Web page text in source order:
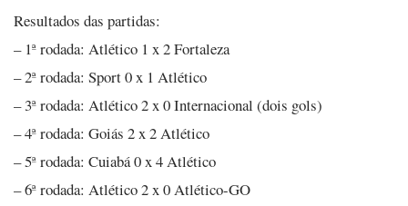
Resultados das partidas:
– 1ª rodada: Atlético 1 x 2 Fortaleza
– 2ª rodada: Sport 0 x 1 Atlético
– 3ª rodada: Atlético 2 x 0 Internacional (dois gols)
– 4ª rodada: Goiás 2 x 2 Atlético
– 5ª rodada: Cuiabá 0 x 4 Atlético
– 6ª rodada: Atlético 2 x 0 Atlético-GO